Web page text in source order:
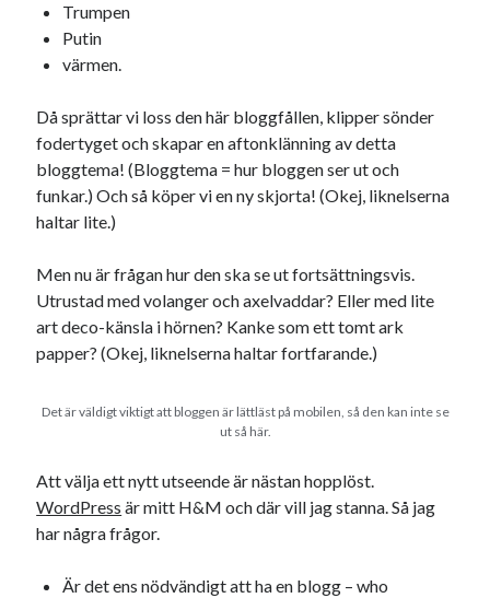
Trumpen
Putin
värmen.
Då sprättar vi loss den här bloggfållen, klipper sönder
fodertyget och skapar en aftonklänning av detta
bloggtema! (Bloggtema = hur bloggen ser ut och
funkar.) Och så köper vi en ny skjorta! (Okej, liknelserna
haltar lite.)
Men nu är frågan hur den ska se ut fortsättningsvis.
Utrustad med volanger och axelvaddar? Eller med lite
art deco-känsla i hörnen? Kanke som ett tomt ark
papper? (Okej, liknelserna haltar fortfarande.)
Det är väldigt viktigt att bloggen är lättläst på mobilen, så den kan inte se
ut så här.
Att välja ett nytt utseende är nästan hopplöst.
WordPress är mitt H&M och där vill jag stanna. Så jag
har några frågor.
Är det ens nödvändigt att ha en blogg – who